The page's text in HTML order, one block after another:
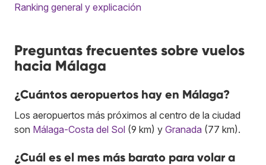
Ranking general y explicación
Preguntas frecuentes sobre vuelos
hacia Málaga
¿Cuántos aeropuertos hay en Málaga?
Los aeropuertos más próximos al centro de la ciudad
son Málaga-Costa del Sol (9 km) y Granada (77 km).
¿Cuál es el mes más barato para volar a